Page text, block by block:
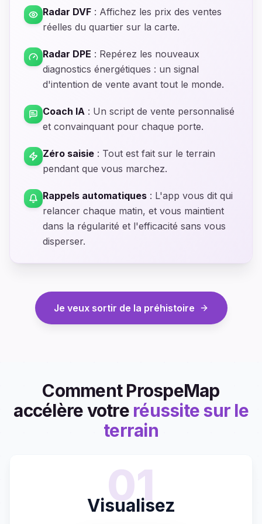
Radar DVF : Affichez les prix des ventes
réelles du quartier sur la carte.
Radar DPE : Repérez les nouveaux
diagnostics énergétiques : un signal
d'intention de vente avant tout le monde.
Coach IA : Un script de vente personnalisé
et convainquant pour chaque porte.
Zéro saisie : Tout est fait sur le terrain
pendant que vous marchez.
Rappels automatiques : L'app vous dit qui
relancer chaque matin, et vous maintient
dans la régularité et l'efficacité sans vous
disperser.
Je veux sortir de la préhistoire
Comment ProspeMap
accélère votre réussite sur le
terrain
01
Visualisez